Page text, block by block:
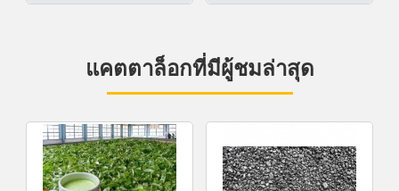
แคตตาล็อกที่มีผู้ชมล่าสุด